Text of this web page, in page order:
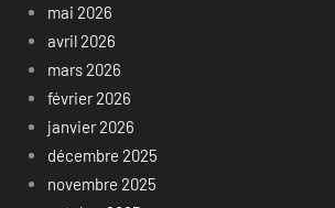
mai 2026
avril 2026
mars 2026
février 2026
janvier 2026
décembre 2025
novembre 2025